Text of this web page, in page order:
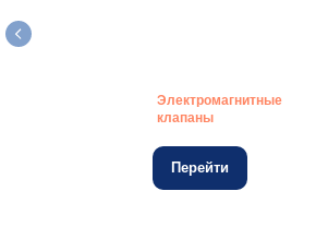
Электромагнитные
клапаны
Перейти